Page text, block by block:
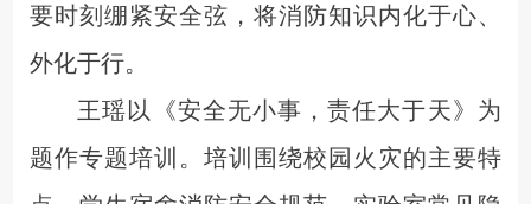
要时刻绷紧安全弦，将消防知识内化于心、
外化于行。
王瑶以《安全无小事，责任大于天》为
题作专题培训。培训围绕校园火灾的主要特